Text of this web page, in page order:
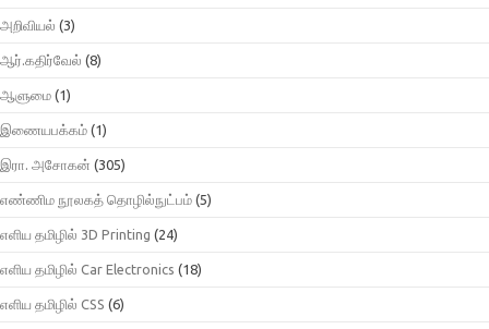
அறிவியல் (3)
ஆர்.கதிர்வேல் (8)
ஆளுமை (1)
இணையபக்கம் (1)
இரா. அசோகன் (305)
எண்ணிம நூலகத் தொழில்நுட்பம் (5)
எளிய தமிழில் 3D Printing (24)
எளிய தமிழில் Car Electronics (18)
எளிய தமிழில் CSS (6)